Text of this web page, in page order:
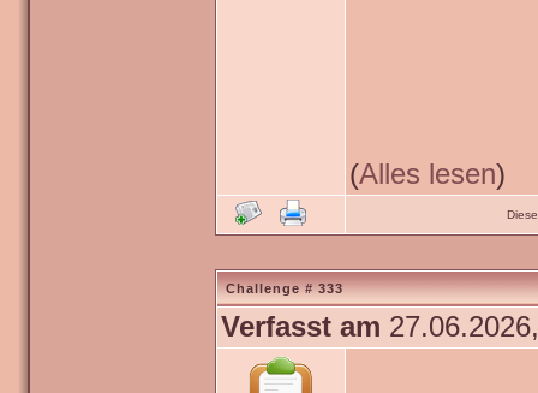
(Alles lesen)
Challenge # 333
Verfasst am